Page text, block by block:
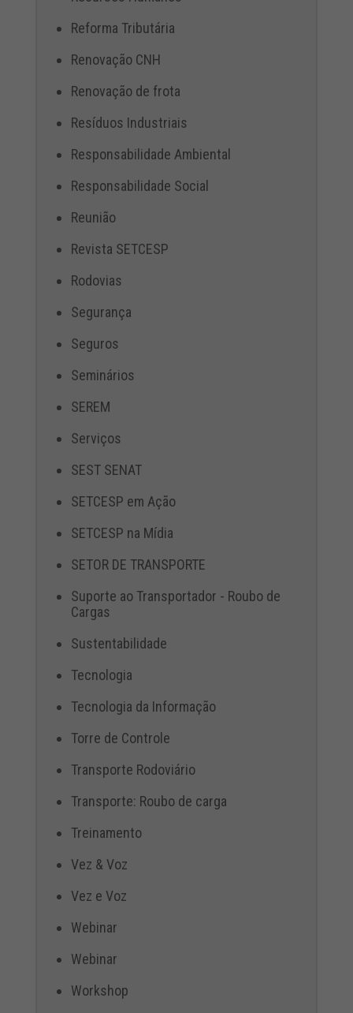
Reforma Tributária
Renovação CNH
Renovação de frota
Resíduos Industriais
Responsabilidade Ambiental
Responsabilidade Social
Reunião
Revista SETCESP
Rodovias
Segurança
Seguros
Seminários
SEREM
Serviços
SEST SENAT
SETCESP em Ação
SETCESP na Mídia
SETOR DE TRANSPORTE
Suporte ao Transportador - Roubo de
Cargas
Sustentabilidade
Tecnologia
Tecnologia da Informação
Torre de Controle
Transporte Rodoviário
Transporte: Roubo de carga
Treinamento
Vez & Voz
Vez e Voz
Webinar
Webinar
Workshop